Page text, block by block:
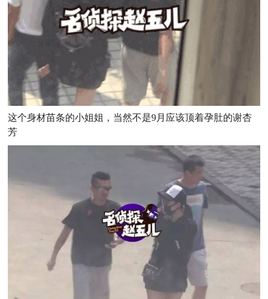
这个身材苗条的小姐姐，当然不是9月应该顶着孕肚的谢杏
芳